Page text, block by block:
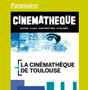
Partenaires